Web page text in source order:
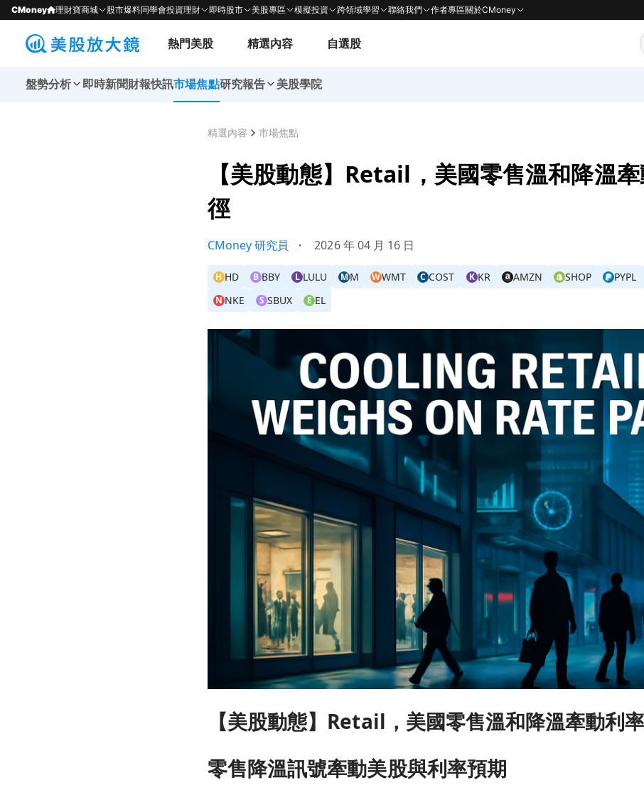
CMoney 理財寶商城 股市爆料同學會投資理財 即時股市 美股專區 模擬投資 跨領域學習 聯絡我們 作者專區關於CMoney
熱門美股 精選內容 自選股
盤勢分析 即時新聞財報快訊市場焦點研究報告 美股學院
精選內容 市場焦點
【美股動態】Retail，美國零售溫和降溫
徑
CMoney 研究員 ・ 2026 年 04 月 16 日
H HD B BBY L LULU MM WWMT C COST K KR AMZN SHOP PYPL
N NKE S SBUX E EL
【美股動態】Retail，美國零售溫和降溫牽動利
零售降溫訊號牽動美股與利率預期